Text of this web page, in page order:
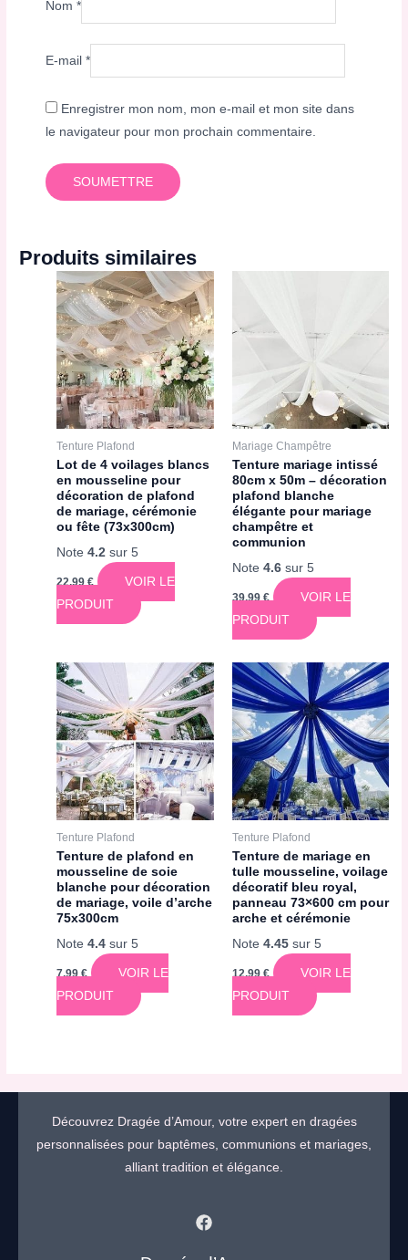
Nom*
E-mail*
Enregistrer mon nom, mon e-mail et mon site dans
le navigateur pour mon prochain commentaire.
Produits similaires
Tenture Plafond
Lot de 4 voilages blancs
en mousseline pour
décoration de plafond
de mariage, cérémonie
ou fête (73x300cm)
Note4.2 sur 5
22,99€
VOIR LE
PRODUIT
Mariage Champêtre
Tenture mariage intissé
80cm x 50m – décoration
plafond blanche
élégante pour mariage
champêtre et
communion
Note 4.6sur 5
39,99€
VOIR LE
PRODUIT
Tenture Plafond
Tenture de plafond en
mousseline de soie
blanche pour décoration
de mariage, voile d’arche
75x300cm
Note4.4 sur 5
7,99€
VOIR LE
PRODUIT
Tenture Plafond
Tenture de mariage en
tulle mousseline, voilage
décoratif bleu royal,
panneau 73×600 cm pour
arche et cérémonie
Note 4.45sur 5
12,99€
VOIR LE
PRODUIT
Découvrez Dragée d’Amour, votre expert en dragées
personnalisées pour baptêmes, communions et mariages,
alliant tradition et élégance.